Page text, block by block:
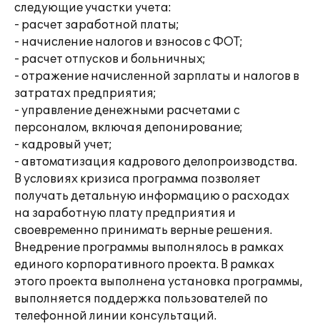
следующие участки учета:
- расчет заработной платы;
- начисление налогов и взносов с ФОТ;
- расчет отпусков и больничных;
- отражение начисленной зарплаты и налогов в
затратах предприятия;
- управление денежными расчетами с
персоналом, включая депонирование;
- кадровый учет;
- автоматизация кадрового делопроизводства.
В условиях кризиса программа позволяет
получать детальную информацию о расходах
на заработную плату предприятия и
своевременно принимать верные решения.
Внедрение программы выполнялось в рамках
единого корпоративного проекта. В рамках
этого проекта выполнена установка программы,
выполняется поддержка пользователей по
телефонной линии консультаций.